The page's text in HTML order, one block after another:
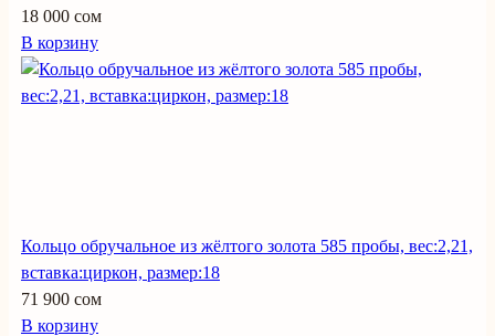
18 000 сом
В корзину
Кольцо обручальное из жёлтого золота 585 пробы, вес:2,21,
вставка:циркон, размер:18
71 900 сом
В корзину